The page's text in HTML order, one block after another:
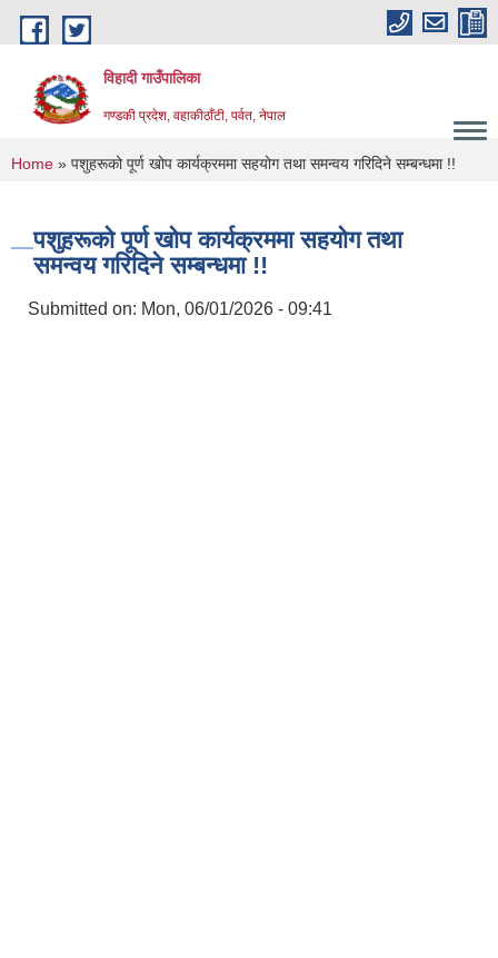
Skip to main content
विहादी गाउँपालिका
गण्डकी प्रदेश, वहाकीठाँटी, पर्वत, नेपाल
You are here
Home » पशुहरूको पूर्ण खोप कार्यक्रममा सहयोग तथा समन्वय गरिदिने सम्बन्धमा !!
पशुहरूको पूर्ण खोप कार्यक्रममा सहयोग तथा
समन्वय गरिदिने सम्बन्धमा !!
Submitted on: Mon, 06/01/2026 - 09:41